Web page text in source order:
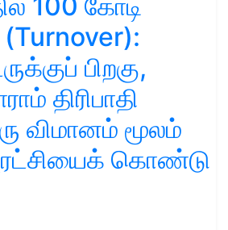
(Turnover):
பிறகு,
திரிபாதி
விமானம் மூலம்
கொண்டு